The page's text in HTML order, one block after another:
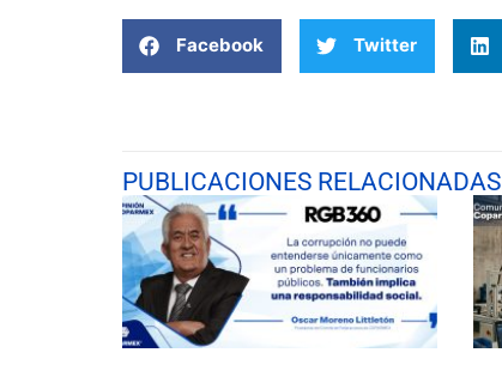
Facebook Twitter
PUBLICACIONES RELACIONADAS